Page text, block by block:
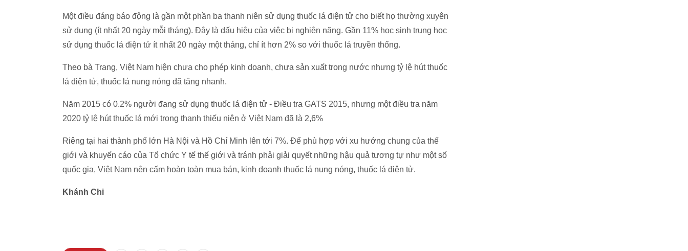
Một điều đáng báo động là gần một phần ba thanh niên sử dụng thuốc lá điện tử cho biết họ thường xuyên
sử dụng (ít nhất 20 ngày mỗi tháng). Đây là dấu hiệu của việc bị nghiện nặng. Gần 11% học sinh trung học
sử dụng thuốc lá điện tử ít nhất 20 ngày một tháng, chỉ ít hơn 2% so với thuốc lá truyền thống.
Theo bà Trang, Việt Nam hiện chưa cho phép kinh doanh, chưa sản xuất trong nước nhưng tỷ lệ hút thuốc
lá điện tử, thuốc lá nung nóng đã tăng nhanh.
Năm 2015 có 0.2% người đang sử dụng thuốc lá điện tử - Điều tra GATS 2015, nhưng một điều tra năm
2020 tỷ lệ hút thuốc lá mới trong thanh thiếu niên ở Việt Nam đã là 2,6%
Riêng tại hai thành phố lớn Hà Nội và Hồ Chí Minh lên tới 7%. Để phù hợp với xu hướng chung của thế
giới và khuyến cáo của Tổ chức Y tế thế giới và tránh phải giải quyết những hậu quả tương tự như một số
quốc gia, Việt Nam nên cấm hoàn toàn mua bán, kinh doanh thuốc lá nung nóng, thuốc lá điện tử.
Khánh Chi